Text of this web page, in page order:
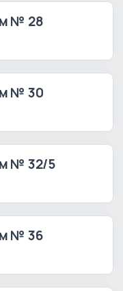
№ 28
№ 30
№ 32/5
№ 36